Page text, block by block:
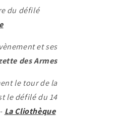
du défilé
et ses
des Armes
le tour de la
le défilé du 14
La Cliothèque